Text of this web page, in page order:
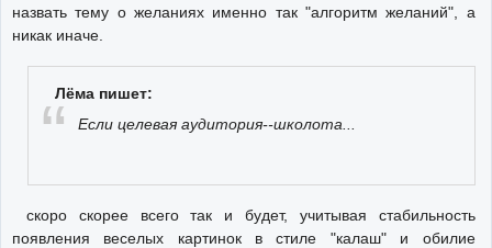
назвать тему о желаниях именно так "алгоритм желаний", а
никак иначе.
Лёма пишет:
Если целевая аудитория--школота...
скоро скорее всего так и будет, учитывая стабильность
появления веселых картинок в стиле "калаш" и обилие